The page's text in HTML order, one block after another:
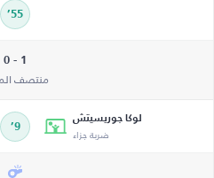
55’
1 - 0
منتصف
لوكا جوريسيتش
ضربة جزاء 9’